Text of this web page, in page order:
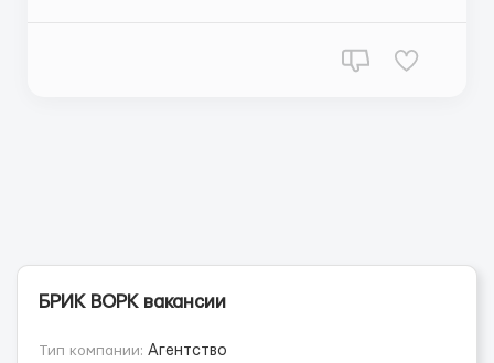
за кордоном (бо дає можливість отримати великий
БРИК ВОРК вакансии
Тип компании: Агентство